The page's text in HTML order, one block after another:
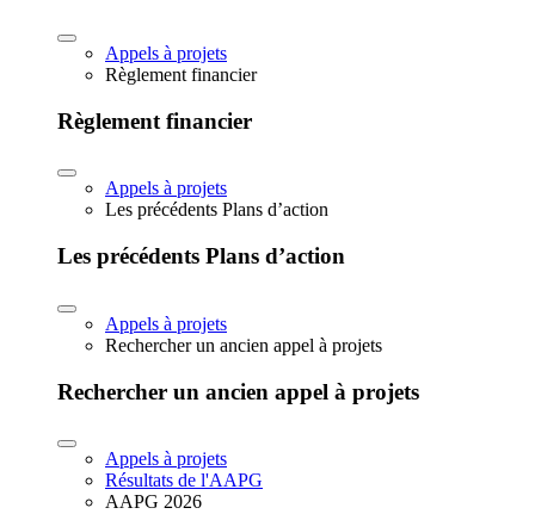
Appels à projets
Règlement financier
Règlement financier
Appels à projets
Les précédents Plans d’action
Les précédents Plans d’action
Appels à projets
Rechercher un ancien appel à projets
Rechercher un ancien appel à projets
Appels à projets
Résultats de l'AAPG
AAPG 2026